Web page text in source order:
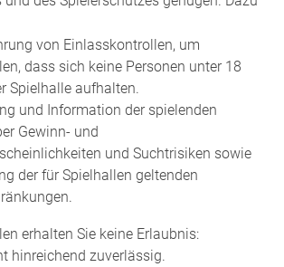
von Einlasskontrollen, um
dass sich keine Personen unter 18
Spielhalle aufhalten.
und Information der spielenden
Gewinn- und
und Suchtrisiken sowie
der für Spielhallen geltenden
erhalten Sie keine Erlaubnis:
hinreichend zuverlässig.